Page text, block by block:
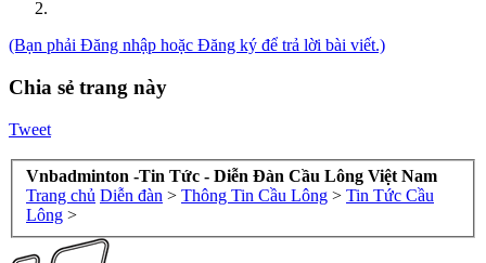
(Bạn phải Đăng nhập hoặc Đăng ký để trả lời bài viết.)
Chia sẻ trang này
Tweet
Vnbadminton -Tin Tức - Diễn Đàn Cầu Lông Việt Nam
Trang chủ Diễn đàn > Thông Tin Cầu Lông > Tin Tức Cầu
Lông >